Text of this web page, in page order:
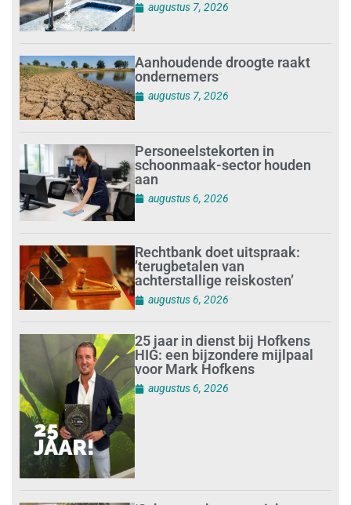
augustus 7, 2026
Aanhoudende droogte raakt
ondernemers
augustus 7, 2026
Personeelstekorten in
schoonmaak-sector houden
aan
augustus 6, 2026
Rechtbank doet uitspraak:
’terugbetalen van
achterstallige reiskosten’
augustus 6, 2026
25 jaar in dienst bij Hofkens
HIG: een bijzondere mijlpaal
voor Mark Hofkens
augustus 6, 2026